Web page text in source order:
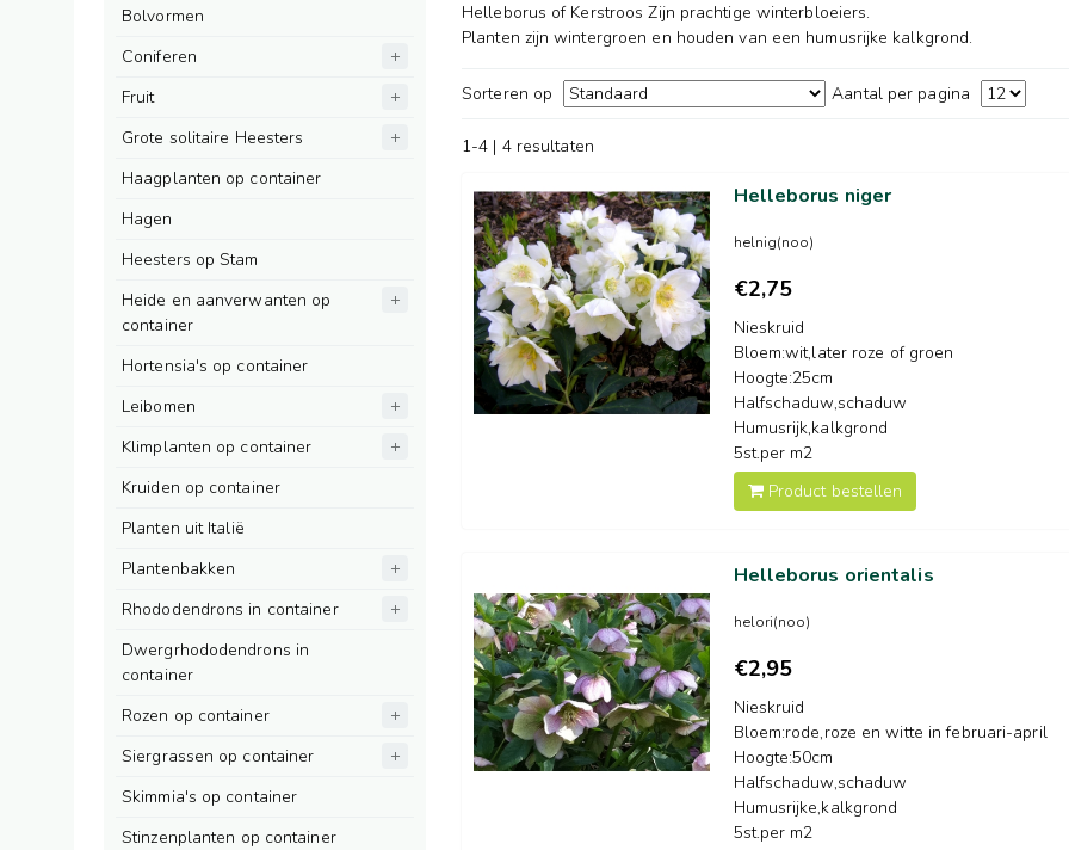
Bolvormen
Coniferen
Fruit
Grote solitaire Heesters
Haagplanten op container
Hagen
Heesters op Stam
Heide en aanverwanten op
container
Hortensia's op container
Leibomen
Klimplanten op container
Kruiden op container
Planten uit Italië
Plantenbakken
Rhododendrons in container
Dwergrhododendrons in
container
Rozen op container
Siergrassen op container
Skimmia's op container
Stinzenplanten op container
Helleborus of Kerstroos Zijn prachtige winterbloeiers.
Planten zijn wintergroen en houden van een humusrijke kalkgrond.
Sorteren op Aantal per pagina
1-4 | 4 resultaten
Helleborus niger
helnig(noo)
€2,75
Nieskruid
Bloem:wit,later roze of groen
Hoogte:25cm
Halfschaduw,schaduw
Humusrijk,kalkgrond
5st.per m2
Product bestellen
Helleborus orientalis
helori(noo)
€2,95
Nieskruid
Bloem:rode,roze en witte in februari-april
Hoogte:50cm
Halfschaduw,schaduw
Humusrijke,kalkgrond
5st.per m2